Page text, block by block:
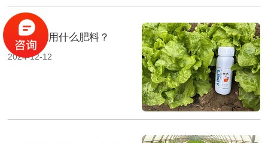
生菜施肥用什么肥料？
2024-12-12